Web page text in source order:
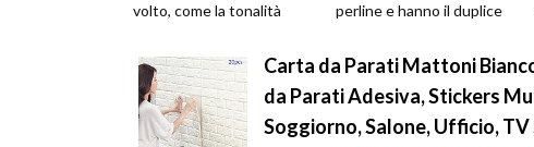
volto, come la tonalità
perline e hanno il duplice
Carta da Parati Mattoni
da Parati Adesiva, Stickers
Soggiorno, Salone, Ufficio,